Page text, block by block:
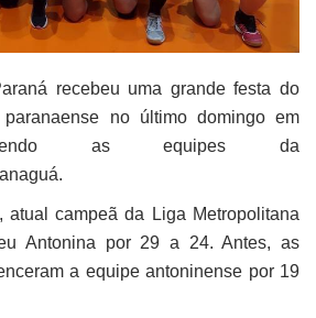
recebeu uma grande festa do
no último domingo em
as equipes da
atual campeã da Liga Metropolitana
Antonina por 29 a 24. Antes, as
a equipe antoninense por 19